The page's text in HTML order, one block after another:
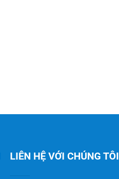
LIÊN HỆ VỚI CHÚNG TÔI